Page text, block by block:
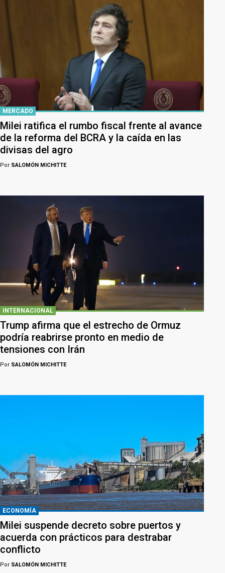
MERCADO
Milei ratifica el rumbo fiscal frente al avance
de la reforma del BCRA y la caída en las
divisas del agro
Por SALOMÓN MICHITTE
INTERNACIONAL
Trump afirma que el estrecho de Ormuz
podría reabrirse pronto en medio de
tensiones con Irán
Por SALOMÓN MICHITTE
ECONOMÍA
Milei suspende decreto sobre puertos y
acuerda con prácticos para destrabar
conflicto
Por SALOMÓN MICHITTE